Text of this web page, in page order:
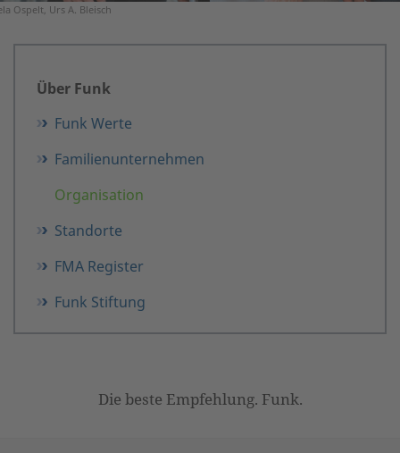
Ospelt, Urs A. Bleisch
Über Funk
Funk Werte
Familienunternehmen
Organisation
Standorte
FMA Register
Funk Stiftung
Die beste Empfehlung. Funk.